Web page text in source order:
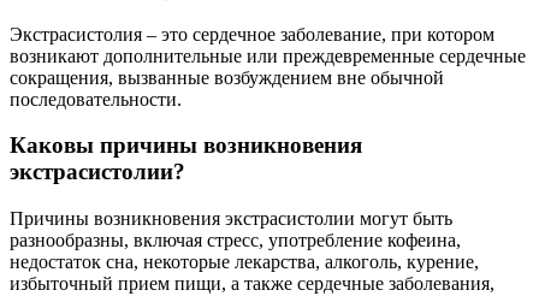
Экстрасистолия – это сердечное заболевание, при котором
возникают дополнительные или преждевременные сердечные
сокращения, вызванные возбуждением вне обычной
последовательности.
Каковы причины возникновения
экстрасистолии?
Причины возникновения экстрасистолии могут быть
разнообразны, включая стресс, употребление кофеина,
недостаток сна, некоторые лекарства, алкоголь, курение,
избыточный прием пищи, а также сердечные заболевания,